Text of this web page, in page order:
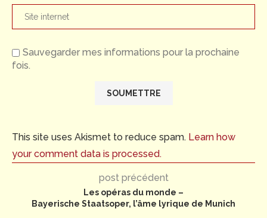
Sauvegarder mes informations pour la prochaine
fois.
This site uses Akismet to reduce spam. Learn how
your comment data is processed.
post précédent
Les opéras du monde –
Bayerische Staatsoper, l’âme lyrique de Munich